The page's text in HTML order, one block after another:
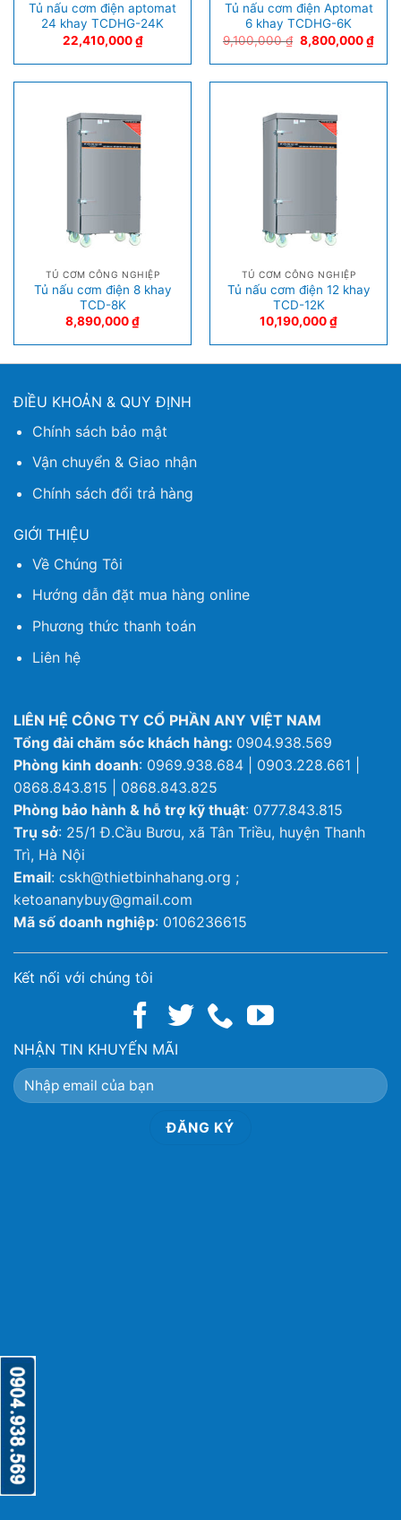
Tủ nấu cơm điện aptomat
24 khay TCDHG-24K
22,410,000₫
Tủ nấu cơm điện Aptomat
6 khay TCDHG-6K
9,100,000₫ 8,800,000₫
TỦ CƠM CÔNG NGHIỆP
Tủ nấu cơm điện 8 khay
TCD-8K
8,890,000₫
TỦ CƠM CÔNG NGHIỆP
Tủ nấu cơm điện 12 khay
TCD-12K
10,190,000₫
ĐIỀU KHOẢN & QUY ĐỊNH
Chính sách bảo mật
Vận chuyển & Giao nhận
Chính sách đổi trả hàng
GIỚI THIỆU
Về Chúng Tôi
Hướng dẫn đặt mua hàng online
Phương thức thanh toán
Liên hệ
LIÊN HỆ CÔNG TY CỔ PHẦN ANY VIỆT NAM
Tổng đài chăm sóc khách hàng: 0904.938.569
Phòng kinh doanh: 0969.938.684 | 0903.228.661 |
0868.843.815 | 0868.843.825
Phòng bảo hành & hỗ trợ kỹ thuật: 0777.843.815
Trụ sở: 25/1 Đ.Cầu Bươu, xã Tân Triều, huyện Thanh
Trì, Hà Nội
Email: cskh@thietbinhahang.org ;
ketoananybuy@gmail.com
Mã số doanh nghiệp: 0106236615
Kết nối với chúng tôi
NHẬN TIN KHUYẾN MÃI